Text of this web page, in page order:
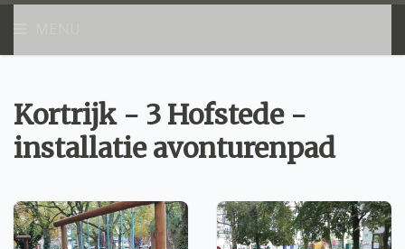
Kortrijk - 3 Hofstede -
installatie avonturenpad